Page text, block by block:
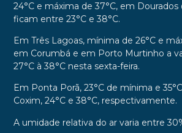
24°C e máxima de 37°C, em
ficam entre 23°C e 38°C.
Em Três Lagoas, mínima de 26°C e
em Corumbá e em Porto Murtinho a
27°C à 38°C nesta sexta-feira.
Em Ponta Porã, 23°C de mínima e
Coxim, 24°C e 38°C, respectivamente.
A umidade relativa do ar varia entre